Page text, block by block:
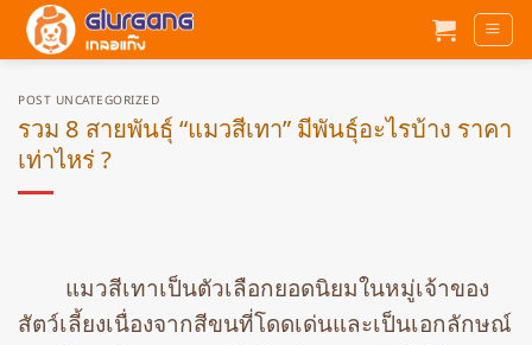
ข้าม
เนื้อหา
POST UNCATEGORIZED
รวม 8 สายพันธุ์ “แมวสีเทา” มีพันธุ์อะไรบ้าง ราคา
เท่าไหร่ ?
แมวสีเทาเป็นตัวเลือกยอดนิยมในหมู่เจ้าของ
สัตว์เลี้ยงเนื่องจากสีขนที่โดดเด่นและเป็นเอกลักษณ์